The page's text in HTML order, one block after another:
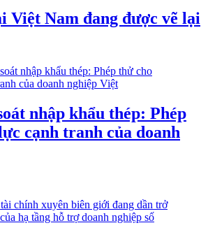
Việt Nam đang được vẽ lại
nhập khẩu thép: Phép
cạnh tranh của doanh